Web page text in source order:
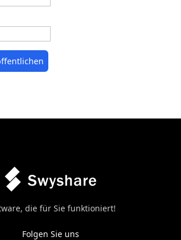
die für Sie funktioniert!
Folgen Sie uns